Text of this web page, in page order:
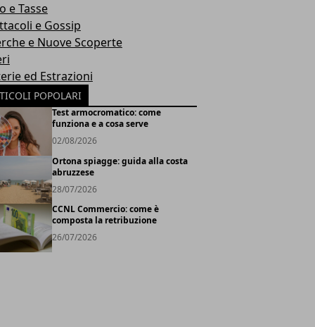
e Tasse
e Gossip
e Nuove Scoperte
ed Estrazioni
POPOLARI
Test armocromatico: come
funziona e a cosa serve
02/08/2026
Ortona spiagge: guida alla costa
abruzzese
28/07/2026
CCNL Commercio: come è
composta la retribuzione
26/07/2026